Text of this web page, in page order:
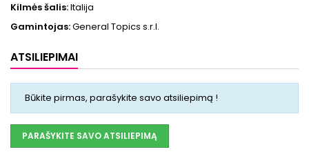
Kilmės šalis:Italija
Gamintojas:General Topics s.r.l.
ATSILIEPIMAI
Būkite pirmas, parašykite savo atsiliepimą !
PARAŠYKITE SAVO ATSILIEPIMĄ